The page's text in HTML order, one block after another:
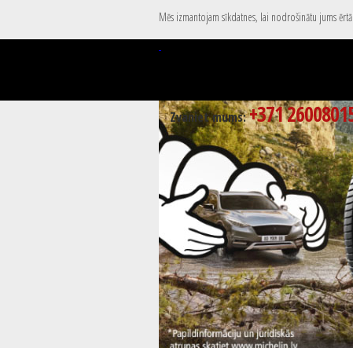
Mēs izmantojam sīkdatnes, lai nodrošinātu jums
Zvaniet mums:+371